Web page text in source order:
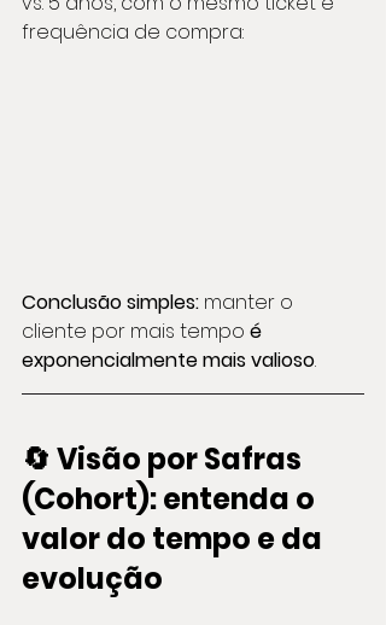
frequência de compra:
Conclusão simples: manter o
cliente por mais tempo é
exponencialmente mais valioso.
🔄 Visão por Safras
(Cohort): entenda o
valor do tempo e da
evolução